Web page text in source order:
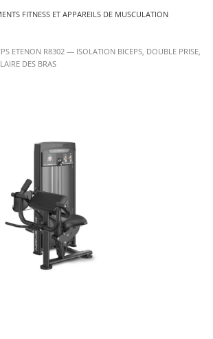
FITNESS ET APPAREILS DE MUSCULATION
ETENON R8302 — ISOLATION BICEPS, DOUBLE PRISE,
DES BRAS